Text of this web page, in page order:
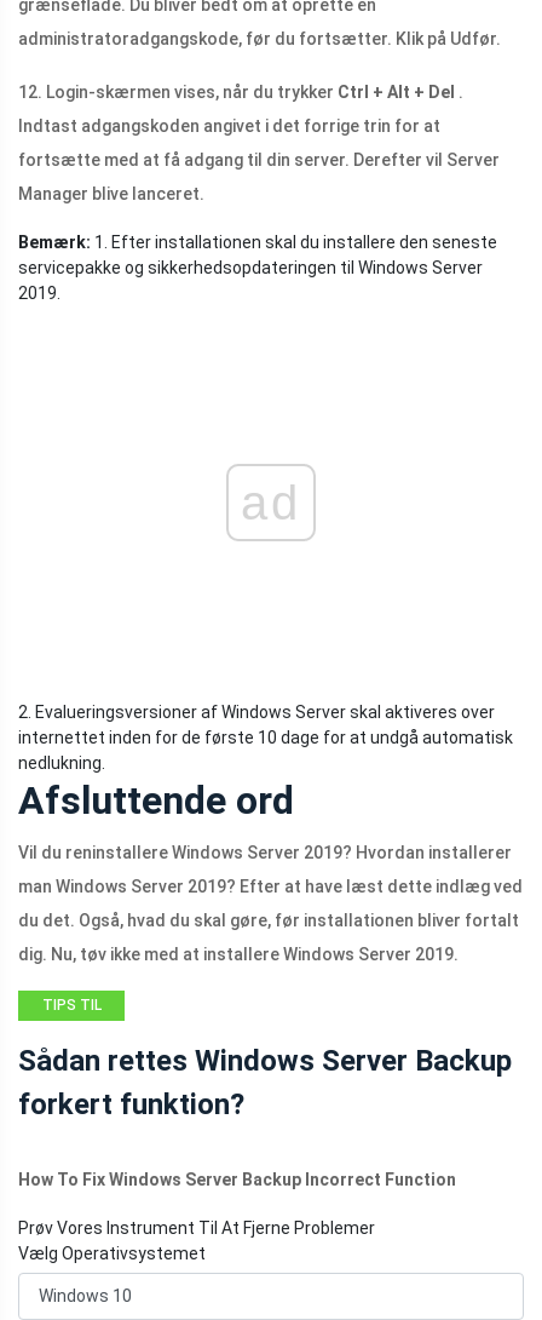
grænseflade. Du bliver bedt om at oprette en
administratoradgangskode, før du fortsætter. Klik på Udfør.
12. Login-skærmen vises, når du trykker Ctrl + Alt + Del .
Indtast adgangskoden angivet i det forrige trin for at
fortsætte med at få adgang til din server. Derefter vil Server
Manager blive lanceret.
Bemærk: 1. Efter installationen skal du installere den seneste
servicepakke og sikkerhedsopdateringen til Windows Server
2019.
ad
2. Evalueringsversioner af Windows Server skal aktiveres over
internettet inden for de første 10 dage for at undgå automatisk
nedlukning.
Afsluttende ord
Vil du reninstallere Windows Server 2019? Hvordan installerer
man Windows Server 2019? Efter at have læst dette indlæg ved
du det. Også, hvad du skal gøre, før installationen bliver fortalt
dig. Nu, tøv ikke med at installere Windows Server 2019.
TIPS TIL
Sådan rettes Windows Server Backup
forkert funktion?
How To Fix Windows Server Backup Incorrect Function
Prøv Vores Instrument Til At Fjerne Problemer
Vælg Operativsystemet